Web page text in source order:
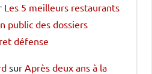
Les 5 meilleurs restaurants
public des dossiers
défense
sur Après deux ans à la